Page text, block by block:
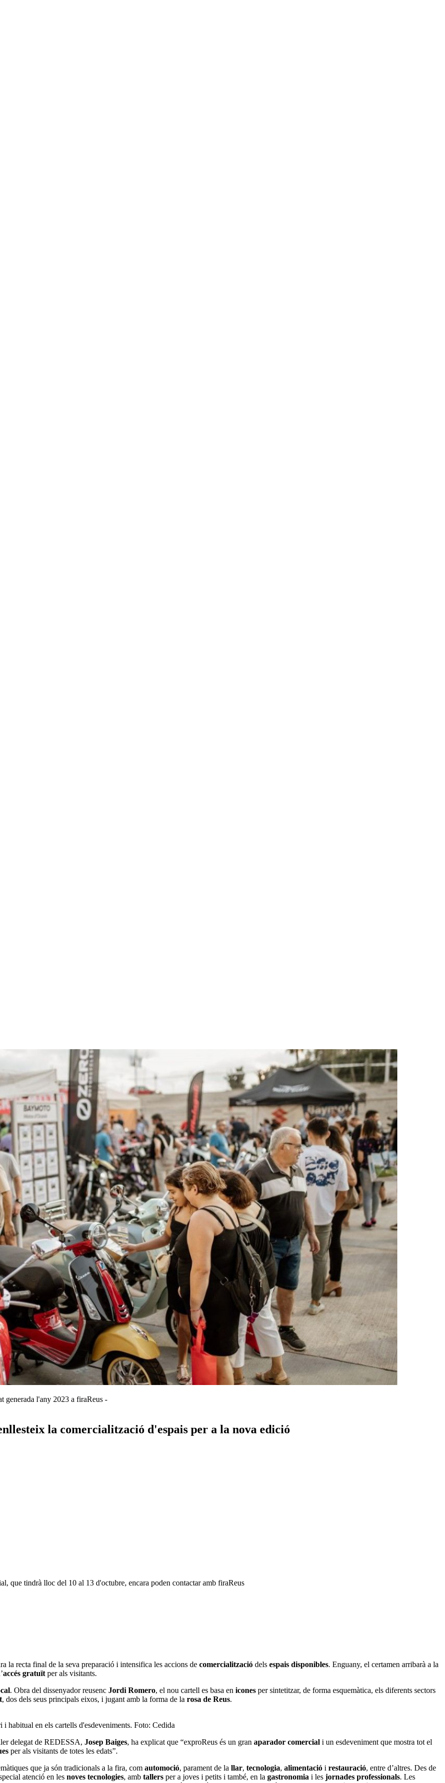
generada l'any 2023 a firaReus -
la comercialització d'espais per a la nova edició
que tindrà lloc del 10 al 13 d'octubre, encara poden contactar amb firaReus
la recta final de la seva preparació i intensifica les accions de comercialització dels espais disponibles. Enguany, el certamen arribarà a la
accés gratuït per als visitants.
. Obra del dissenyador reusenc Jordi Romero, el nou cartell es basa en icones per sintetitzar, de forma esquemàtica, els diferents sectors
, dos dels seus principals eixos, i jugant amb la forma de la rosa de Reus.
habitual en els cartells d'esdeveniments. Foto: Cedida
delegat de REDESSA, Josep Baiges, ha explicat que “exproReus és un gran aparador comercial i un esdeveniment que mostra tot el
per als visitants de totes les edats”.
que ja són tradicionals a la fira, com automoció, parament de la llar, tecnologia, alimentació i restauració, entre d’altres. Des de
atenció en les noves tecnologies, amb tallers per a joves i petits i també, en la gastronomia i les jornades professionals. Les